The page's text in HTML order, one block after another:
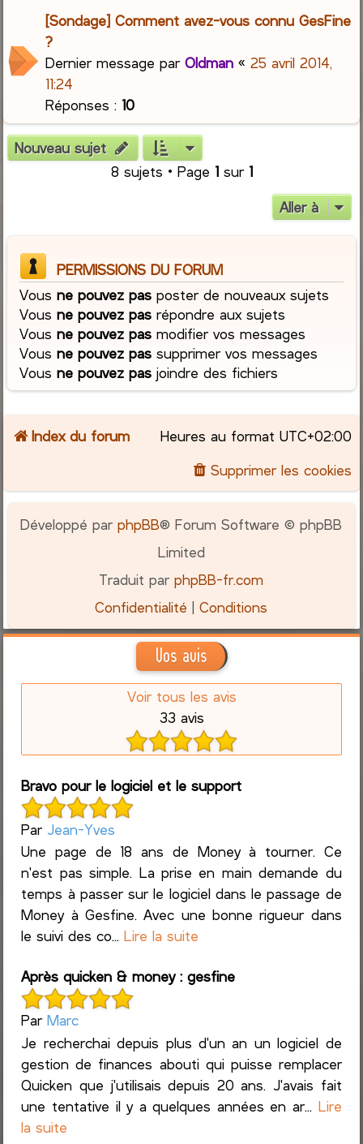
[Sondage] Comment avez-vous connu GesFine
?
Dernier message parOldman «25 avril 2014,
11:24
Réponses :10
Nouveau sujet
8 sujets • Page 1sur 1
Aller à
PERMISSIONS DU FORUM
Vousne pouvez pas poster de nouveaux sujets
Vousne pouvez pas répondre aux sujets
Vousne pouvez pas modifier vos messages
Vousne pouvez pas supprimer vos messages
Vousne pouvez pas joindre des fichiers
Index du forum Heures au format UTC+02:00
Supprimer les cookies
Développé parphpBB® Forum Software © phpBB
Limited
Traduit parphpBB-fr.com
Confidentialité |Conditions
Vos avis
Voir tous les avis
33 avis
Bravo pour le logiciel et le support
Par Jean-Yves
Une page de 18 ans de Money à tourner. Ce
n'est pas simple. La prise en main demande du
temps à passer sur le logiciel dans le passage de
Money à Gesfine. Avec une bonne rigueur dans
le suivi des co...Lire la suite
Après quicken & money : gesfine
ParMarc
Je recherchai depuis plus d'un an un logiciel de
gestion de finances abouti qui puisse remplacer
Quicken que j'utilisais depuis 20 ans. J'avais fait
une tentative il y a quelques années en ar... Lire
la suite